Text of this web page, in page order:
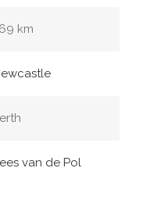
km
van de Pol